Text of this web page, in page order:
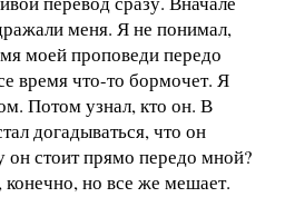
меня. Я не понимал,
моей проповеди передо
время что-то бормочет. Я
Потом узнал, кто он. В
догадываться, что он
стоит прямо передо мной?
но все же мешает.